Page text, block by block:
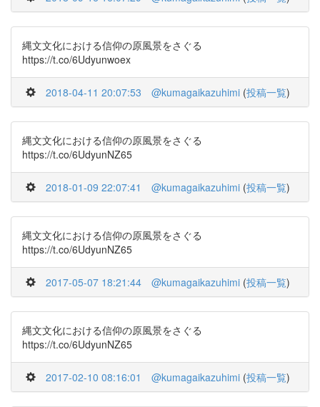
縄文文化における信仰の原風景をさぐる
https://t.co/6Udyunwoex
2018-04-11 20:07:53 @kumagaikazuhimi (投稿一覧)
縄文文化における信仰の原風景をさぐる
https://t.co/6UdyunNZ65
2018-01-09 22:07:41 @kumagaikazuhimi (投稿一覧)
縄文文化における信仰の原風景をさぐる
https://t.co/6UdyunNZ65
2017-05-07 18:21:44 @kumagaikazuhimi (投稿一覧)
縄文文化における信仰の原風景をさぐる
https://t.co/6UdyunNZ65
2017-02-10 08:16:01 @kumagaikazuhimi (投稿一覧)